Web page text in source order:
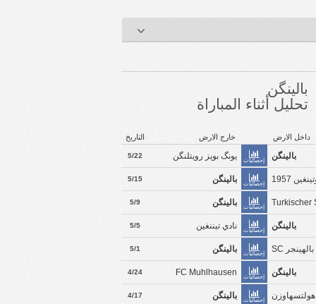
بالينگن
تحليل أثناء المباراة
التاريخ خارج الارض داخل الارض
5/22 يونگ بويز رويتلنگن إحصائيات بالينگن
5/15 بالينگن إحصائيات 1957
5/9 بالينگن إحصائيات Turkischer
5/5 نادي تيننغين إحصائيات بالينگن
5/1 بالينگن إحصائيات بالهينجر SC
4/24 FC Muhlhausen إحصائيات بالينگن
4/17 بالينگن إحصائيات